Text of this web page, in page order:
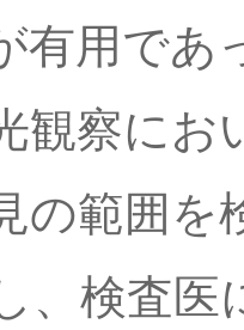
有用であ
観察にお
の範囲
、検査医